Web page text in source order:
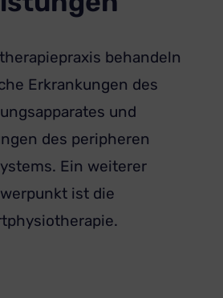
behandeln
Erkrankungen des
und
des peripheren
Ein weiterer
ist die